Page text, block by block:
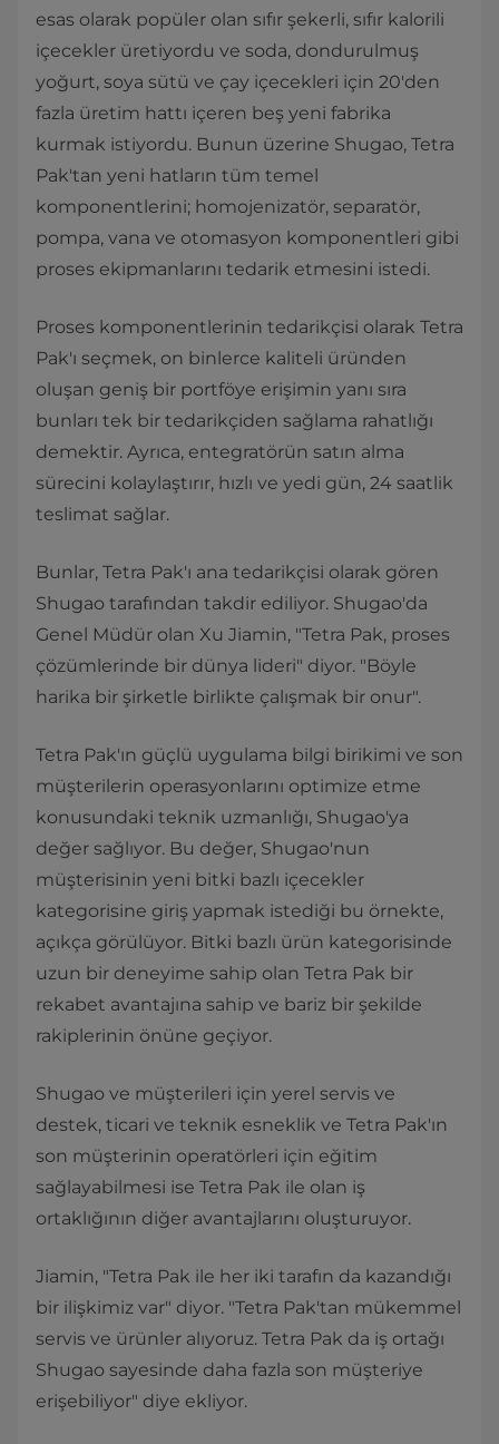
esas olarak popüler olan sıfır şekerli, sıfır kalorili
içecekler üretiyordu ve soda, dondurulmuş
yoğurt, soya sütü ve çay içecekleri için 20'den
fazla üretim hattı içeren beş yeni fabrika
kurmak istiyordu. Bunun üzerine Shugao, Tetra
Pak'tan yeni hatların tüm temel
komponentlerini; homojenizatör, separatör,
pompa, vana ve otomasyon komponentleri gibi
proses ekipmanlarını tedarik etmesini istedi.
Proses komponentlerinin tedarikçisi olarak Tetra
Pak'ı seçmek, on binlerce kaliteli üründen
oluşan geniş bir portföye erişimin yanı sıra
bunları tek bir tedarikçiden sağlama rahatlığı
demektir. Ayrıca, entegratörün satın alma
sürecini kolaylaştırır, hızlı ve yedi gün, 24 saatlik
teslimat sağlar.
Bunlar, Tetra Pak'ı ana tedarikçisi olarak gören
Shugao tarafından takdir ediliyor. Shugao'da
Genel Müdür olan Xu Jiamin, "Tetra Pak, proses
çözümlerinde bir dünya lideri" diyor. "Böyle
harika bir şirketle birlikte çalışmak bir onur".
Tetra Pak'ın güçlü uygulama bilgi birikimi ve son
müşterilerin operasyonlarını optimize etme
konusundaki teknik uzmanlığı, Shugao'ya
değer sağlıyor. Bu değer, Shugao'nun
müşterisinin yeni bitki bazlı içecekler
kategorisine giriş yapmak istediği bu örnekte,
açıkça görülüyor. Bitki bazlı ürün kategorisinde
uzun bir deneyime sahip olan Tetra Pak bir
rekabet avantajına sahip ve bariz bir şekilde
rakiplerinin önüne geçiyor.
Shugao ve müşterileri için yerel servis ve
destek, ticari ve teknik esneklik ve Tetra Pak'ın
son müşterinin operatörleri için eğitim
sağlayabilmesi ise Tetra Pak ile olan iş
ortaklığının diğer avantajlarını oluşturuyor.
Jiamin, "Tetra Pak ile her iki tarafın da kazandığı
bir ilişkimiz var" diyor. "Tetra Pak'tan mükemmel
servis ve ürünler alıyoruz. Tetra Pak da iş ortağı
Shugao sayesinde daha fazla son müşteriye
erişebiliyor" diye ekliyor.